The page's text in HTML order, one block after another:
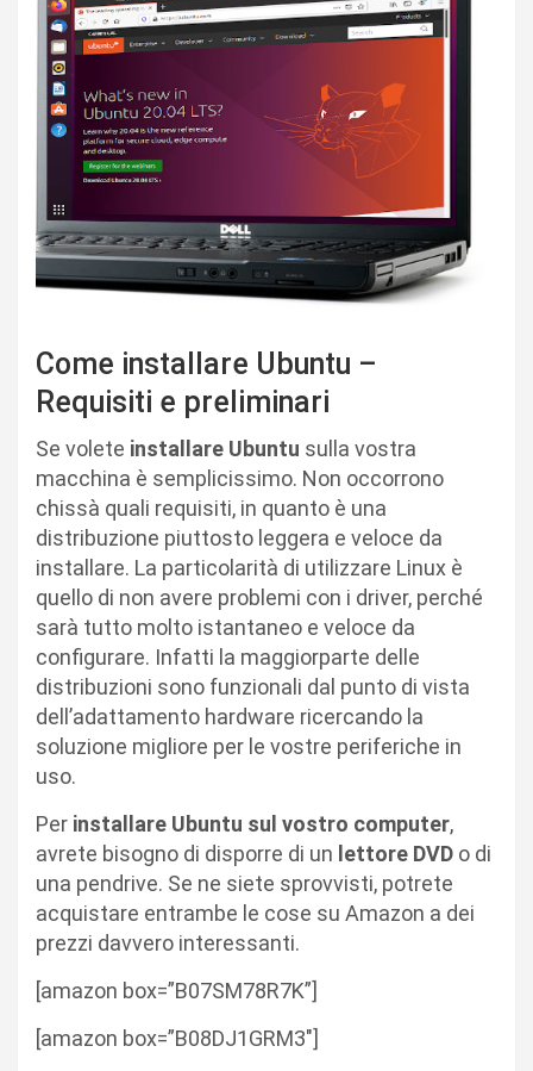
Come installare Ubuntu –
Requisiti e preliminari
Se volete installare Ubuntu sulla vostra
macchina è semplicissimo. Non occorrono
chissà quali requisiti, in quanto è una
distribuzione piuttosto leggera e veloce da
installare. La particolarità di utilizzare Linux è
quello di non avere problemi con i driver, perché
sarà tutto molto istantaneo e veloce da
configurare. Infatti la maggiorparte delle
distribuzioni sono funzionali dal punto di vista
dell’adattamento hardware ricercando la
soluzione migliore per le vostre periferiche in
uso.
Per installare Ubuntu sul vostro computer,
avrete bisogno di disporre di un lettore DVD o di
una pendrive. Se ne siete sprovvisti, potrete
acquistare entrambe le cose su Amazon a dei
prezzi davvero interessanti.
[amazon box=”B07SM78R7K”]
[amazon box=”B08DJ1GRM3″]